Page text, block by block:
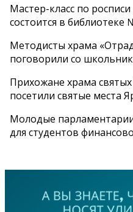
Мастер-класс по
состоится в библиотеке
Методисты храма
поговорили со
Прихожане храма
посетили святые места
Молодые
для студентов